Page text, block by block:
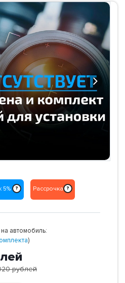
Next
5% ? Рассрочка ?
автомобиль:
)
рублей